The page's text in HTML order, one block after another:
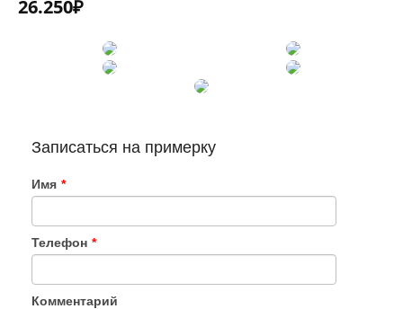
26.250₽
Записаться на примерку
Имя *
Телефон *
Комментарий